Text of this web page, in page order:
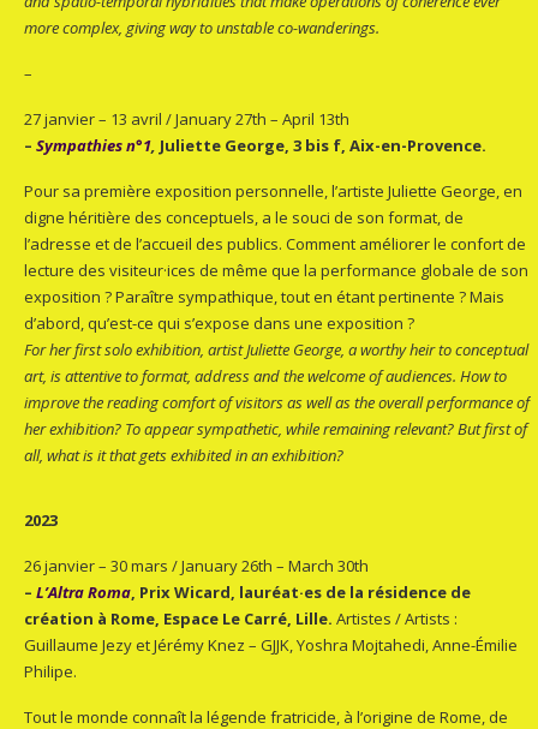
more complex, giving way to unstable co-wanderings.
–
27 janvier – 13 avril / January 27th – April 13th
–Sympathies n°1, Juliette George, 3 bis f, Aix-en-Provence.
Pour sa première exposition personnelle, l’artiste Juliette George, en
digne héritière des conceptuels, a le souci de son format, de
l’adresse et de l’accueil des publics. Comment améliorer le confort de
lecture des visiteur·ices de même que la performance globale de son
exposition ? Paraître sympathique, tout en étant pertinente ? Mais
d’abord, qu’est-ce qui s’expose dans une exposition ?
For her first solo exhibition, artist Juliette George, a worthy heir to conceptual
art, is attentive to format, address and the welcome of audiences. How to
improve the reading comfort of visitors as well as the overall performance of
her exhibition? To appear sympathetic, while remaining relevant? But first of
all, what is it that gets exhibited in an exhibition?
2023
26 janvier – 30 mars / January 26th – March 30th
–L’Altra Roma, Prix Wicard, lauréat·es de la résidence de
création à Rome, Espace Le Carré, Lille. Artistes / Artists :
Guillaume Jezy et Jérémy Knez – GJJK, Yoshra Mojtahedi, Anne-Émilie
Philipe.
Tout le monde connaît la légende fratricide, à l’origine de Rome, de